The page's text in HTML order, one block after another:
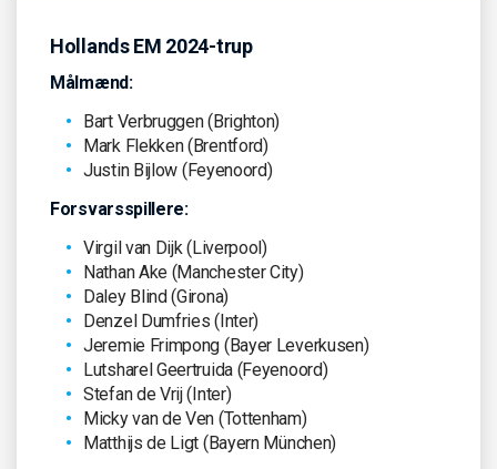
Hollands EM 2024-trup
Målmænd:
Bart Verbruggen (Brighton)
Mark Flekken (Brentford)
Justin Bijlow (Feyenoord)
Forsvarsspillere:
Virgil van Dijk (Liverpool)
Nathan Ake (Manchester City)
Daley Blind (Girona)
Denzel Dumfries (Inter)
Jeremie Frimpong (Bayer Leverkusen)
Lutsharel Geertruida (Feyenoord)
Stefan de Vrij (Inter)
Micky van de Ven (Tottenham)
Matthijs de Ligt (Bayern München)